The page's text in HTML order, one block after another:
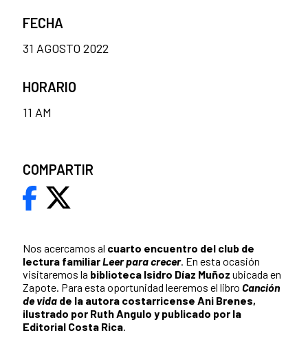
Nos acercamos al cuarto encuentro del club de
lectura familiar Leer para crecer. En esta ocasión
visitaremos la biblioteca Isidro Díaz Muñoz ubicada en
Zapote. Para esta oportunidad leeremos el libro Canción
de vida de la autora costarricense Ani Brenes,
ilustrado por Ruth Angulo y publicado por la
Editorial Costa Rica
FECHA
31 AGOSTO 2022
HORARIO
11 AM
COMPARTIR